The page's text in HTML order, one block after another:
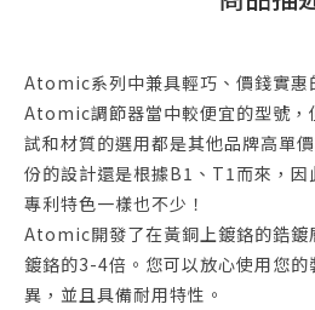
Atomic系列中兼具輕巧、價錢實惠
Atomic調節器當中較便宜的型號，
試和材質的選用都是其他品牌高單
份的設計還是根據B1、T1而來，
專利特色一樣也不少！
Atomic開發了在黃銅上鍍鉻的鋯鍍
鍍鉻的3-4倍。您可以放心使用您的
異，並且具備耐用特性。